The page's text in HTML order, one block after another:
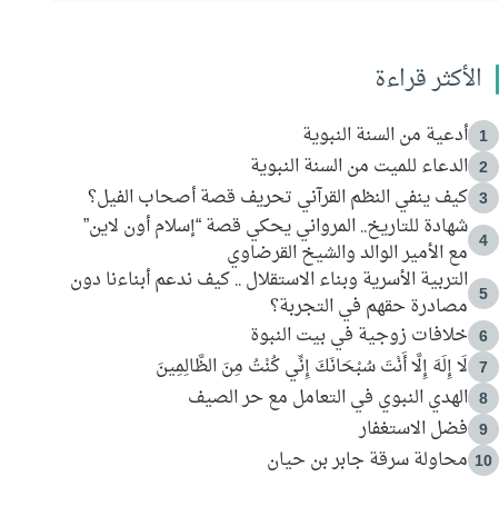
الأكثر قراءة
1 أدعية من السنة النبوية
2 الدعاء للميت من السنة النبوية
3 كيف ينفي النظم القرآني تحريف قصة أصحاب الفيل؟
4
شهادة للتاريخ.. المرواني يحكي قصة “إسلام أون لاين”
مع الأمير الوالد والشيخ القرضاوي
5
التربية الأسرية وبناء الاستقلال .. كيف ندعم أبناءنا دون
مصادرة حقهم في التجربة؟
6 خلافات زوجية في بيت النبوة
7 لَا إِلَهَ إِلَّا أَنْتَ سُبْحَانَكَ إِنِّي كُنْتُ مِنَ الظَّالِمِينَ
8 الهدي النبوي في التعامل مع حر الصيف
9 فضل الاستغفار
10 محاولة سرقة جابر بن حيان